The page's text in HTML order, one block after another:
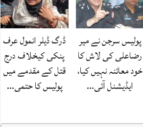
پولیس سرجن نے میر
رضاعلی کی لاش کا
خود معائنہ نہیں کیا،
ایڈیشنل آئی…
ڈرگ ڈیلر انمول عرف
پنکی کیخلاف درج
قتل کے مقدمے میں
پولیس کا حتمی…